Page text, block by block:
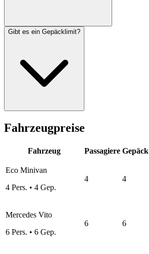
Gibt es ein Gepäcklimit?
Fahrzeugpreise
Fahrzeug Passagiere Gepäck
Eco Minivan
4 Pers. • 4 Gep.
4 4
Mercedes Vito
6 Pers. • 6 Gep.
6 6